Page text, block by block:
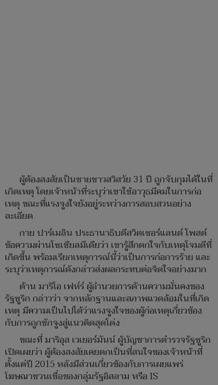
ผู้ต้องสงสัยเป็นชายชาวสวิสวัย 31 ปี ถูกจับกุมได้ในที่
เกิดเหตุ โดยเจ้าหน้าที่ระบุว่าเขาใช้อาวุธมีคมในการก่อ
เหตุ ขณะที่แรงจูงใจยังอยู่ระหว่างการสอบสวนอย่าง
ละเอียด
กาย ปาร์เมลิน ประธานาธิบดีสวิตเซอร์แลนด์ โพสต์
ข้อความผ่านโซเชียลมีเดียว่า เขารู้สึกตกใจกับเหตุโจมตีที่
เกิดขึ้น พร้อมเรียกเหตุการณ์นี้ว่าเป็นการก่อการร้าย และ
ระบุว่าเหตุการณ์ดังกล่าวส่งผลกระทบต่อจิตใจอย่างมาก
ด้าน มาริโอ เฟห์ร์ ผู้อำนวยการด้านความมั่นคงของ
รัฐซูริก กล่าวว่า จากหลักฐานและสภาพแวดล้อมในที่เกิด
เหตุ มีความเป็นไปได้ว่าแรงจูงใจของผู้ก่อเหตุเกี่ยวข้อง
กับการถูกชักจูงสู่แนวคิดสุดโต่ง
ขณะที่ มาริอุส เวเยอร์มันน์ ผู้บัญชาการตำรวจรัฐซูริก
เปิดเผยว่า ผู้ต้องสงสัยเคยตกเป็นที่สนใจของเจ้าหน้าที่
ตั้งแต่ปี 2015 หลังมีส่วนเกี่ยวข้องกับการเผยแพร่
โฆษณาชวนเชื่อของกลุ่มรัฐอิสลาม หรือ IS